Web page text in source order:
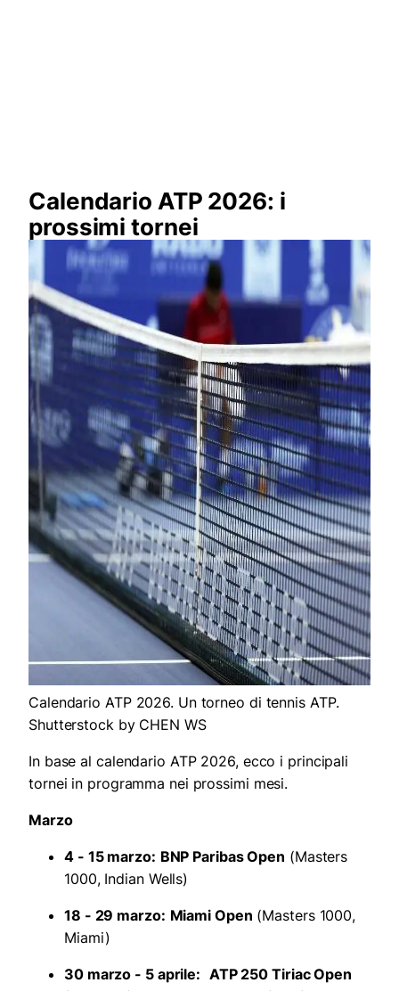
Calendario ATP 2026: i
prossimi tornei
Calendario ATP 2026. Un torneo di tennis ATP.
Shutterstock by CHEN WS
In base al calendario ATP 2026, ecco i principali
tornei in programma nei prossimi mesi.
Marzo
4 - 15 marzo: BNP Paribas Open (Masters
1000, Indian Wells)
18 - 29 marzo: Miami Open (Masters 1000,
Miami)
30 marzo - 5 aprile: ATP 250 Tiriac Open